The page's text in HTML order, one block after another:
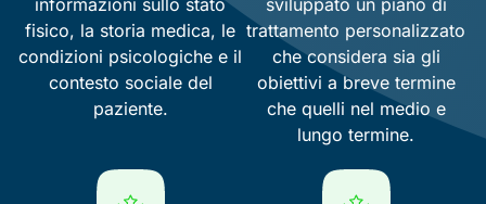
informazioni sullo stato
fisico, la storia medica, le
condizioni psicologiche e il
contesto sociale del
paziente.
sviluppato un piano di
trattamento personalizzato
che considera sia gli
obiettivi a breve termine
che quelli nel medio e
lungo termine.